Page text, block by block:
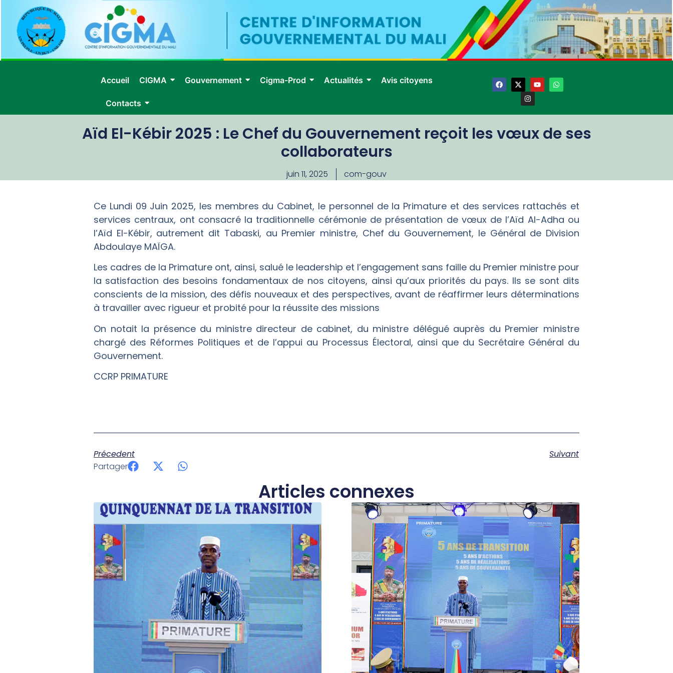
Accueil CIGMA Gouvernement Cigma-Prod Actualités Avis citoyens
Contacts
Aïd El-Kébir 2025 : Le Chef du Gouvernement reçoit les vœux de ses
collaborateurs
juin 11, 2025 com-gouv
Ce Lundi 09 Juin 2025, les membres du Cabinet, le personnel de la Primature et des services rattachés et
services centraux, ont consacré la traditionnelle cérémonie de présentation de vœux de l’Aïd Al-Adha ou
l’Aïd El-Kébir, autrement dit Tabaski, au Premier ministre, Chef du Gouvernement, le Général de Division
Abdoulaye MAÏGA.
Les cadres de la Primature ont, ainsi, salué le leadership et l’engagement sans faille du Premier ministre pour
la satisfaction des besoins fondamentaux de nos citoyens, ainsi qu’aux priorités du pays. Ils se sont dits
conscients de la mission, des défis nouveaux et des perspectives, avant de réaffirmer leurs déterminations
à travailler avec rigueur et probité pour la réussite des missions
On notait la présence du ministre directeur de cabinet, du ministre délégué auprès du Premier ministre
chargé des Réformes Politiques et de l’appui au Processus Électoral, ainsi que du Secrétaire Général du
Gouvernement.
CCRP PRIMATURE
Précedent
Suivant
Partager
Articles connexes